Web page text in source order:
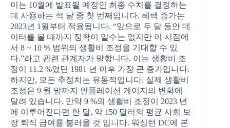
이는 10월에 발표될 예정인 최종 수치를 결정하는
데 사용하는 석 달 중 첫 번째입니다. 혜택 증가는
2023년 1월부터 적용됩니다. “앞으로 두 달 동안 데
이터를 볼 때까지 정확이 알수는 없지만 이 시점에
서 8 ~ 10 % 범위의 생활비 조정을 기대할 수 있
다.”라고 관련 관계자가 말합니다. 이는 생활비 조
정이 11.2 %였던 1981 년 이후 가장 큰 증가입니다.
하지만, 모든 추정치는 유동적입니다. 실제 생활비
조정은 9 월 말까지 인플레이션 게이지의 변화에
달려 있습니다. 만약 9 %의 생활비 조정이 2023 년
에 이루어진다면 한 달, 약 150 달러의 평균 사회 보
장 퇴직 급여를 불러올 것 입니다. 워싱턴 DC에 본